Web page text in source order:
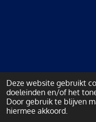
Deze website gebruikt
doeleinden en/of het
Door gebruik te blijven
hiermee akkoord.